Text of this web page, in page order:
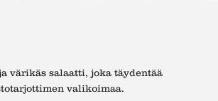
värikäs salaatti, joka täydentää
valikoimaa.